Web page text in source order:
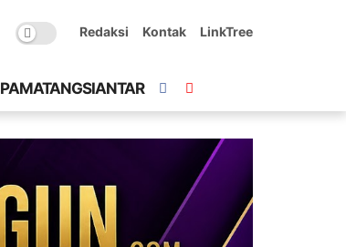
Redaksi Kontak LinkTree
PAMATANGSIANTAR